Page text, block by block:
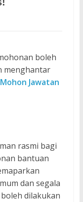
boleh
menghantar
Mohon Jawatan
rasmi bagi
bantuan
dan segala
dilakukan